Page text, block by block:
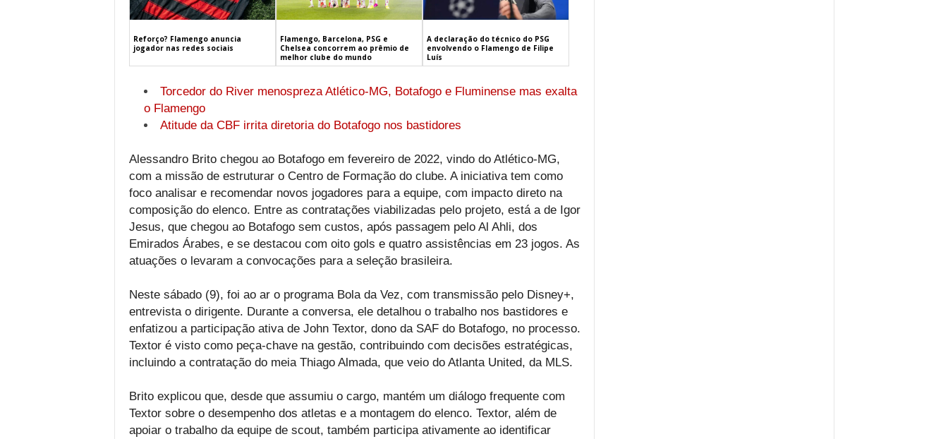
Reforço? Flamengo anuncia
jogador nas redes sociais
Flamengo, Barcelona, PSG e
Chelsea concorrem ao prêmio de
melhor clube do mundo
A declaração do técnico do PSG
envolvendo o Flamengo de Filipe
Luís
Torcedor do River menospreza Atlético-MG, Botafogo e Fluminense mas exalta
o Flamengo
Atitude da CBF irrita diretoria do Botafogo nos bastidores
Alessandro Brito chegou ao Botafogo em fevereiro de 2022, vindo do Atlético-MG,
com a missão de estruturar o Centro de Formação do clube. A iniciativa tem como
foco analisar e recomendar novos jogadores para a equipe, com impacto direto na
composição do elenco. Entre as contratações viabilizadas pelo projeto, está a de Igor
Jesus, que chegou ao Botafogo sem custos, após passagem pelo Al Ahli, dos
Emirados Árabes, e se destacou com oito gols e quatro assistências em 23 jogos. As
atuações o levaram a convocações para a seleção brasileira.
Neste sábado (9), foi ao ar o programa Bola da Vez, com transmissão pelo Disney+,
entrevista o dirigente. Durante a conversa, ele detalhou o trabalho nos bastidores e
enfatizou a participação ativa de John Textor, dono da SAF do Botafogo, no processo.
Textor é visto como peça-chave na gestão, contribuindo com decisões estratégicas,
incluindo a contratação do meia Thiago Almada, que veio do Atlanta United, da MLS.
Brito explicou que, desde que assumiu o cargo, mantém um diálogo frequente com
Textor sobre o desempenho dos atletas e a montagem do elenco. Textor, além de
apoiar o trabalho da equipe de scout, também participa ativamente ao identificar